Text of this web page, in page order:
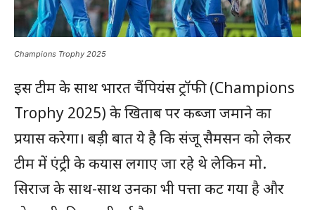
Champions Trophy 2025
इस टीम के साथ भारत चैंपियंस ट्रॉफी (Champions
Trophy 2025) के खिताब पर कब्जा जमाने का
प्रयास करेगा। बड़ी बात ये है कि संजू सैमसन को लेकर
टीम में एंट्री के कयास लगाए जा रहे थे लेकिन मो.
सिराज के साथ-साथ उनका भी पत्ता कट गया है और